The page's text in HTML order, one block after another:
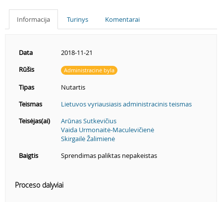
Informacija Turinys Komentarai
Data
2018-11-21
Rūšis
Administracinė byla
Tipas
Nutartis
Teismas
Lietuvos vyriausiasis administracinis teismas
Teisėjas(ai)
Arūnas Sutkevičius
Vaida Urmonaitė-Maculevičienė
Skirgailė Žalimienė
Baigtis
Sprendimas paliktas nepakeistas
Proceso dalyviai